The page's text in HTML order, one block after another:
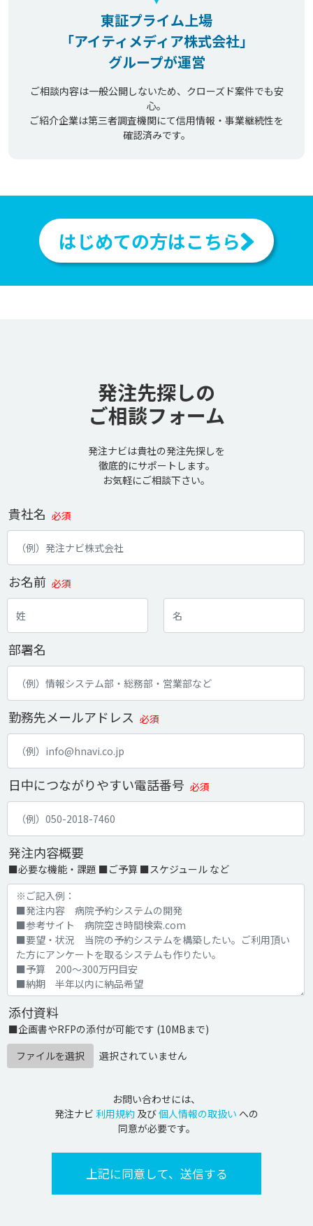
東証プライム上場
「アイティメディア株式会社」
グループが運営
ご相談内容は一般公開しないため、クローズド案件でも安
心。
ご紹介企業は第三者調査機関にて信用情報・事業継続性を
確認済みです。
はじめての方はこちら
発注先探しの
ご相談フォーム
発注ナビは貴社の発注先探しを
徹底的にサポートします。
お気軽にご相談下さい。
貴社名 必須
お名前 必須
部署名
勤務先メールアドレス 必須
日中につながりやすい電話番号 必須
発注内容概要
■必要な機能・課題 ■ご予算 ■スケジュール など
添付資料
■企画書やRFPの添付が可能です (10MBまで)
ファイルを選択
選択されていません
お問い合わせには、
発注ナビ 利用規約 及び個人情報の取扱い への
同意が必要です。